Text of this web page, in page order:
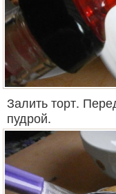
Залить торт.
пудрой.